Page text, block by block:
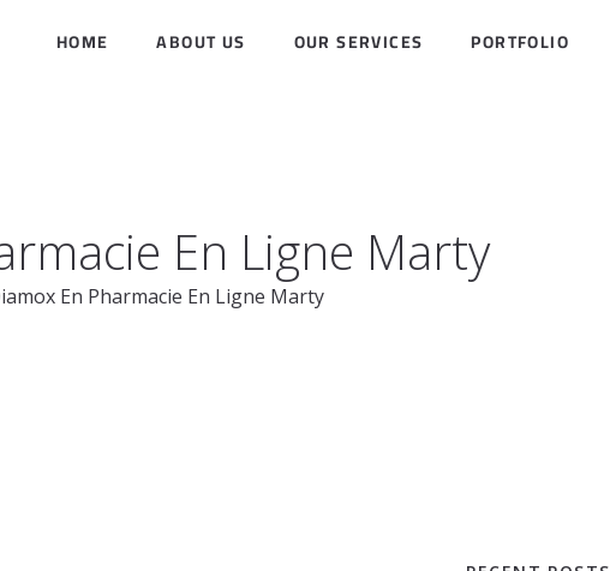
HOME ABOUT US OUR SERVICES PORTFOLIO
En Ligne Marty
En Pharmacie En Ligne Marty